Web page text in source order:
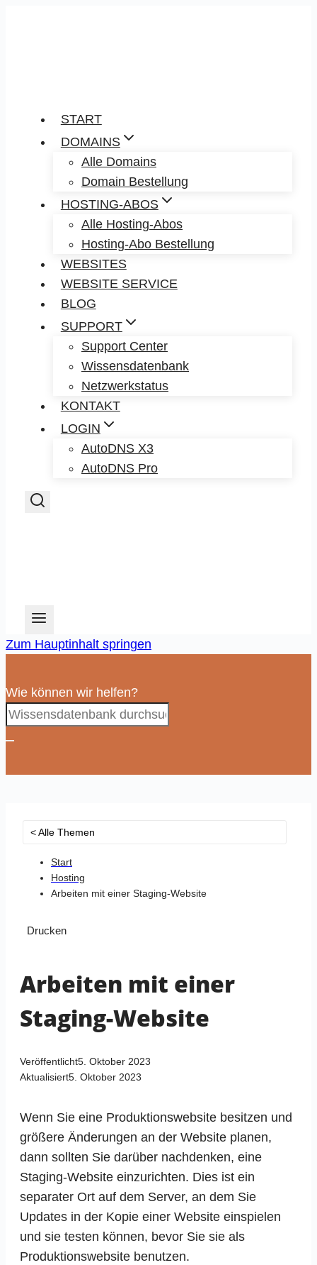
START
DOMAINS
Alle Domains
Domain Bestellung
HOSTING-ABOS
Alle Hosting-Abos
Hosting-Abo Bestellung
WEBSITES
WEBSITE SERVICE
BLOG
SUPPORT
Support Center
Wissensdatenbank
Netzwerkstatus
KONTAKT
LOGIN
AutoDNS X3
AutoDNS Pro
Zum Hauptinhalt springen
Wie können wir helfen?
< Alle Themen
Start
Hosting
Arbeiten mit einer Staging-Website
Drucken
Arbeiten mit einer
Staging-Website
Veröffentlicht5. Oktober 2023
Aktualisiert5. Oktober 2023
Wenn Sie eine Produktionswebsite besitzen und
größere Änderungen an der Website planen,
dann sollten Sie darüber nachdenken, eine
Staging-Website einzurichten. Dies ist ein
separater Ort auf dem Server, an dem Sie
Updates in der Kopie einer Website einspielen
und sie testen können, bevor Sie sie als
Produktionswebsite benutzen.